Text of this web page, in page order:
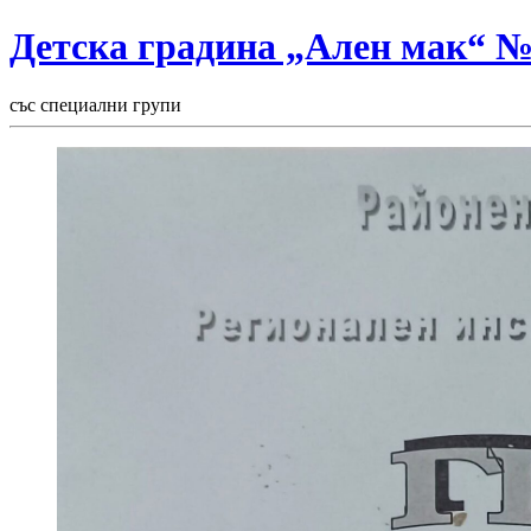
Детска градина „Ален мак“
със специални групи